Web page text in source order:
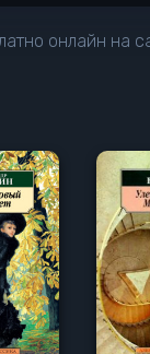
онлайн на